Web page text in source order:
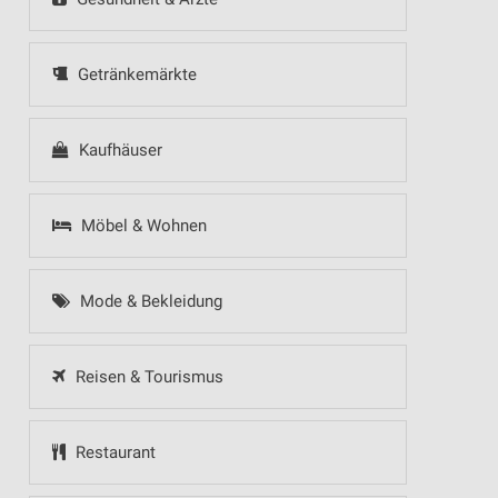
Getränkemärkte
Kaufhäuser
Möbel & Wohnen
Mode & Bekleidung
Reisen & Tourismus
Restaurant